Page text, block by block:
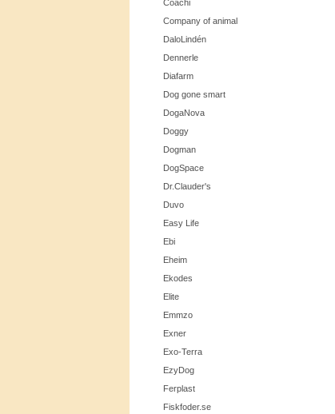
Coachi
Company of animal
DaloLindén
Dennerle
Diafarm
Dog gone smart
DogaNova
Doggy
Dogman
DogSpace
Dr.Clauder's
Duvo
Easy Life
Ebi
Eheim
Ekodes
Elite
Emmzo
Exner
Exo-Terra
EzyDog
Ferplast
Fiskfoder.se